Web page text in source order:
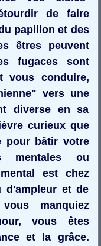
de faire
papillon et des
êtres peuvent
fugaces sont
vous conduire,
vers une
diverse en sa
curieux que
pour bâtir votre
mentales ou
est chez
et de
manquiez
vous êtes
et la grâce.